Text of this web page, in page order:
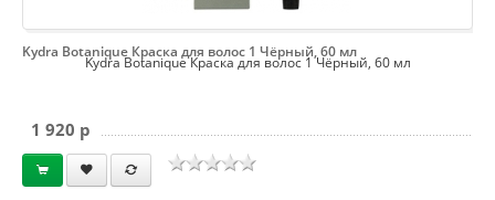
Kydra Botanique Краска для волос 1 Чёрный, 60 мл
Kydra Botanique Краска для волос 1 Чёрный, 60 мл
1 920 p